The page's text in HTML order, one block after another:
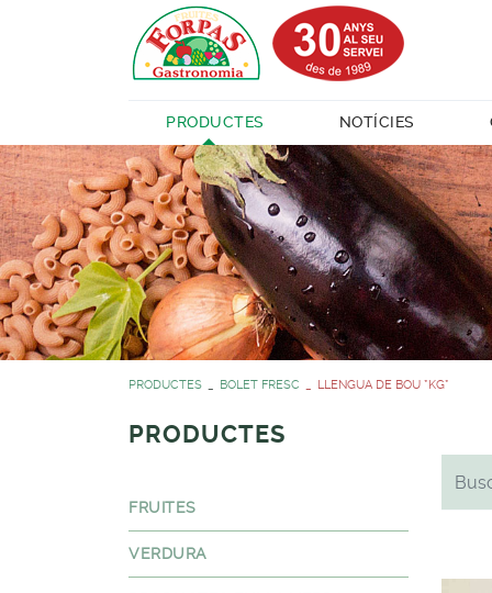
PRODUCTES NOTÍCIES
PRODUCTES BOLET FRESC LLENGUA DE BOU *KG*
PRODUCTES
FRUITES
VERDURA